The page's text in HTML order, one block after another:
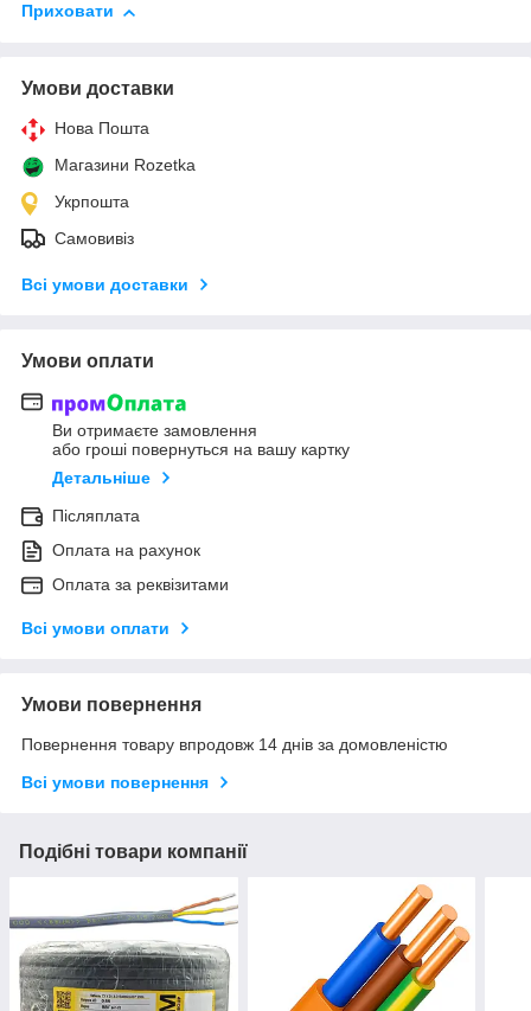
Приховати
Умови доставки
Нова Пошта
Магазини Rozetka
Укрпошта
Самовивіз
Всі умови доставки
Умови оплати
Ви отримаєте замовлення
або гроші повернуться на вашу картку
Детальніше
Післяплата
Оплата на рахунок
Оплата за реквізитами
Всі умови оплати
Умови повернення
Повернення товару впродовж 14 днів за домовленістю
Всі умови повернення
Подібні товари компанії